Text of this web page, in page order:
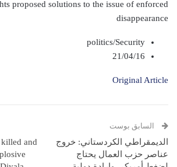
proposed solutions to the issue of enforced
disappearance
politics/Security
21/04/16
Original Article
السابق بوست
الديمقراطي الكردستاني: خروج
عناصر حزب العمال يحتاج
and